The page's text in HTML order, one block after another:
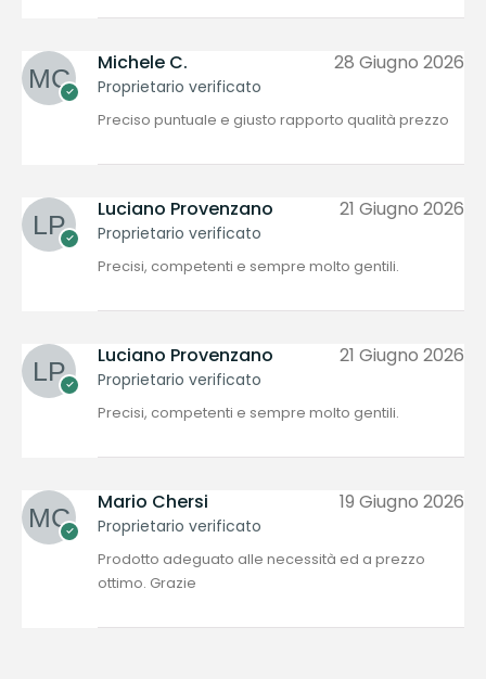
Michele C.
Proprietario verificato
28 Giugno 2026
Preciso puntuale e giusto rapporto qualità prezzo
Luciano Provenzano
Proprietario verificato
21 Giugno 2026
Precisi, competenti e sempre molto gentili.
Luciano Provenzano
Proprietario verificato
21 Giugno 2026
Precisi, competenti e sempre molto gentili.
Mario Chersi
Proprietario verificato
19 Giugno 2026
Prodotto adeguato alle necessità ed a prezzo
ottimo. Grazie